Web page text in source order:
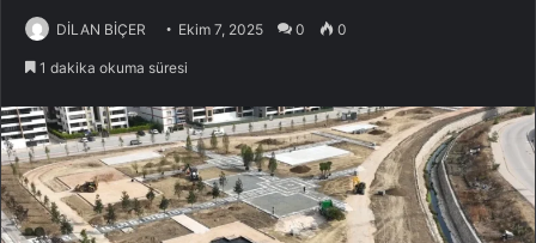
DİLAN BİÇER Ekim 7, 2025 0 0
1 dakika okuma süresi